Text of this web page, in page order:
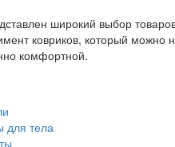
широкий выбор
ковриков, который
комфортной.
для тела